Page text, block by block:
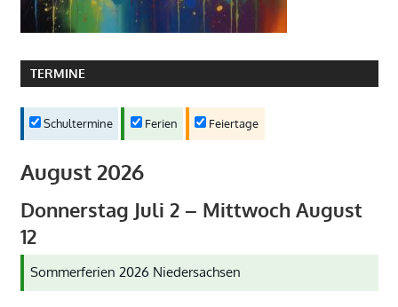
TERMINE
Schultermine Ferien Feiertage
August 2026
Donnerstag Juli 2– Mittwoch August
12
Sommerferien 2026 Niedersachsen